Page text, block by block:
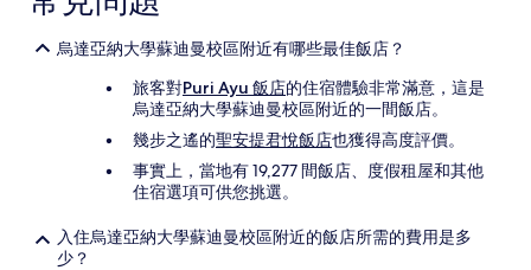
受
到
烏達亞納大學蘇迪曼校區附近有哪些最佳飯店？
旅客對Puri Ayu 飯店的住宿體驗非常滿意，這是
烏達亞納大學蘇迪曼校區附近的一間飯店。
幾步之遙的聖安提君悅飯店也獲得高度評價。
事實上，當地有 19,277 間飯店、度假租屋和其他
住宿選項可供您挑選。
入住烏達亞納大學蘇迪曼校區附近的飯店所需的費用是多
少？